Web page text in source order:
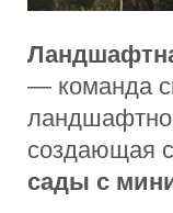
Инженерная
ухода
Современные и
стилистики с
участка
04
Работаем с